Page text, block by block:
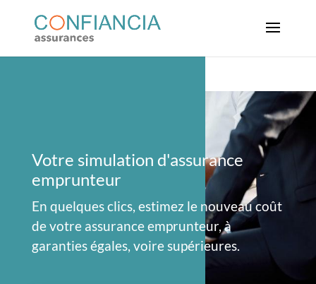
Votre simulation d'assurance
emprunteur
En quelques clics, estimez le nouveau coût
de votre assurance emprunteur, à
garanties égales, voire supérieures.